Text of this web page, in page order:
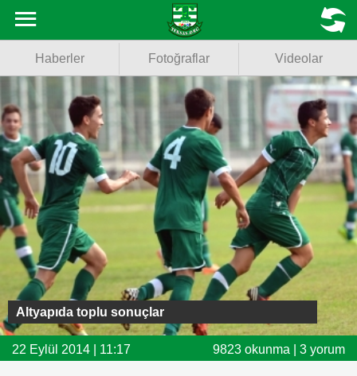
Fotoğraflar
Videolar
Basketbol
Voleybol
Puan Durumu
Fikstür
Facebook
Twitter
MENU
Haberler Fotoğraflar Videolar
Altyapıda toplu sonuçlar
22 Eylül 2014 | 11:17 9823 okunma | 3 yorum